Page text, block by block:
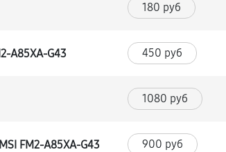
180 руб
A85XA-G43 450 руб
1080 руб
FM2-A85XA-G43 900 руб